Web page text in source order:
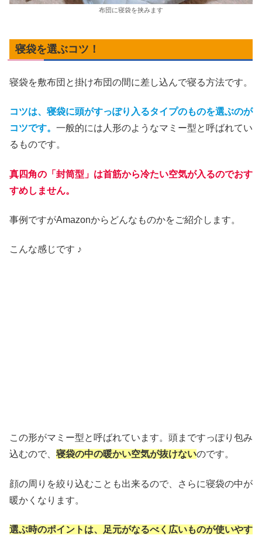
布団に寝袋を挟みます
寝袋を選ぶコツ！
寝袋を敷布団と掛け布団の間に差し込んで寝る方法です。
コツは、寝袋に頭がすっぽり入るタイプのものを選ぶのが
コツです。 一般的には人形のようなマミー型と呼ばれてい
るものです。
真四角の「封筒型」は首筋から冷たい空気が入るのでおす
すめしません。
事例ですがAmazonからどんなものかをご紹介します。
こんな感じです ♪
この形がマミー型と呼ばれています。頭まですっぽり包み
込むので、 寝袋の中の暖かい空気が抜けないのです。
顔の周りを絞り込むことも出来るので、さらに寝袋の中が
暖かくなります。
選ぶ時のポイントは、足元がなるべく広いものが使いやす